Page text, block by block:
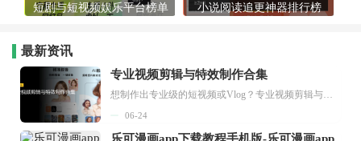
短剧与短视频娱乐平台榜单 小说阅读追更神器排行榜
最新资讯
专业视频剪辑与特效制作合集
想制作出专业级的短视频或Vlog？专业视频剪辑与特效制作大全专题为你提供了从剪辑、抠像到特效包装的全套解决方案。无论是添加炫酷的片头、进行精准的视频抠图，还是制...
06-24
乐可漫画app下载教程手机版-乐可漫画app